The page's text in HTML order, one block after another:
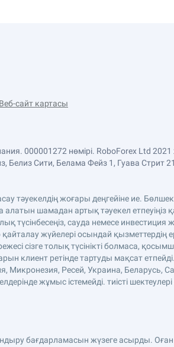
Веб-сайт картасы
000001272 нөмірі. RoboForex Ltd
Белиз Сити, Белама Фейз 1, Гуава Стрит
тәуекелдің жоғары деңгейіне ие.
шамадан артық тәуекел
түсінбесеңіз, сауда немесе
қайталау жүйелері осындай қызметтердің
сізге толық түсінікті болмаса,
клиент ретінде тартуды мақсат
Ресей, Украина, Беларусь,
жұмыс істемейді. тиісті
бағдарламасын жүзеге асырды.